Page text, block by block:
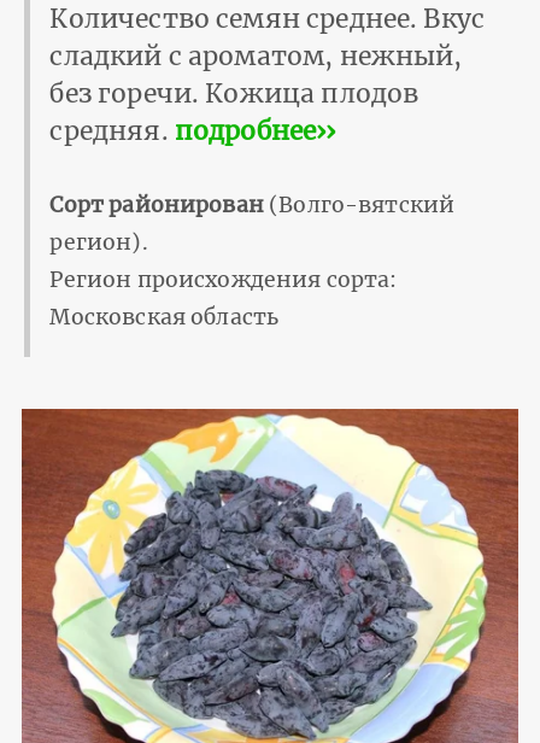
Количество семян среднее. Вкус
сладкий с ароматом, нежный,
без горечи. Кожица плодов
средняя. подробнее››
Сорт районирован(Волго-вятский
регион).
Регион происхождения сорта:
Московская область